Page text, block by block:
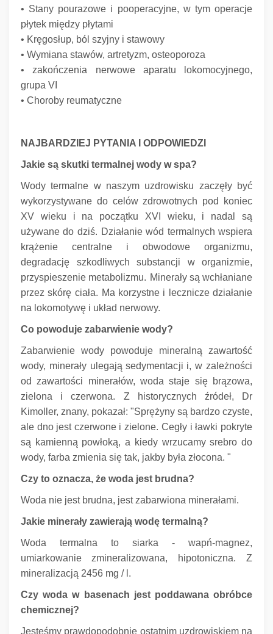
• Stany pourazowe i pooperacyjne, w tym operacje
płytek między płytami
• Kręgosłup, ból szyjny i stawowy
• Wymiana stawów, artretyzm, osteoporoza
• zakończenia nerwowe aparatu lokomocyjnego,
grupa VI
• Choroby reumatyczne
NAJBARDZIEJ PYTANIA I ODPOWIEDZI
Jakie są skutki termalnej wody w spa?
Wody termalne w naszym uzdrowisku zaczęły być
wykorzystywane do celów zdrowotnych pod koniec
XV wieku i na początku XVI wieku, i nadal są
używane do dziś. Działanie wód termalnych wspiera
krążenie centralne i obwodowe organizmu,
degradację szkodliwych substancji w organizmie,
przyspieszenie metabolizmu. Minerały są wchłaniane
przez skórę ciała. Ma korzystne i lecznicze działanie
na lokomotywę i układ nerwowy.
Co powoduje zabarwienie wody?
Zabarwienie wody powoduje mineralną zawartość
wody, minerały ulegają sedymentacji i, w zależności
od zawartości minerałów, woda staje się brązowa,
zielona i czerwona.
Z historycznych źródeł, Dr
Kimoller, znany, pokazał: "Sprężyny są bardzo czyste,
ale dno jest czerwone i zielone. Cegły i ławki pokryte
są kamienną powłoką, a kiedy wrzucamy srebro do
wody, farba zmienia się tak, jakby była złocona. "
Czy to oznacza, że ​​woda jest brudna?
Woda nie jest brudna, jest zabarwiona minerałami.
Jakie minerały zawierają wodę termalną?
Woda termalna to siarka - wapń-magnez,
umiarkowanie zmineralizowana, hipotoniczna.
Z
mineralizacją 2456 mg / l.
Czy woda w basenach jest poddawana obróbce
chemicznej?
Jesteśmy prawdopodobnie ostatnim uzdrowiskiem na